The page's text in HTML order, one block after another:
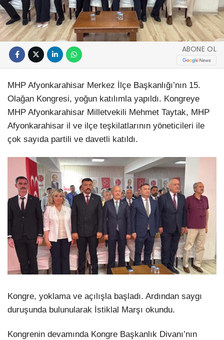
ABONE OL
MHP Afyonkarahisar Merkez İlçe Başkanlığı’nın 15.
Olağan Kongresi, yoğun katılımla yapıldı. Kongreye
MHP Afyonkarahisar Milletvekili Mehmet Taytak, MHP
Afyonkarahisar il ve ilçe teşkilatlarının yöneticileri ile
çok sayıda partili ve davetli katıldı.
Kongre, yoklama ve açılışla başladı. Ardından saygı
duruşunda bulunularak İstiklal Marşı okundu.
Kongrenin devamında Kongre Başkanlık Divanı’nın